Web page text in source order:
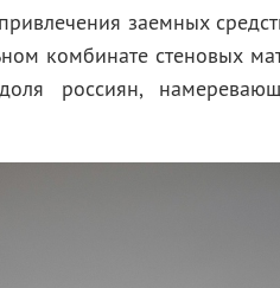
заемных
комбинате стеновых
россиян,